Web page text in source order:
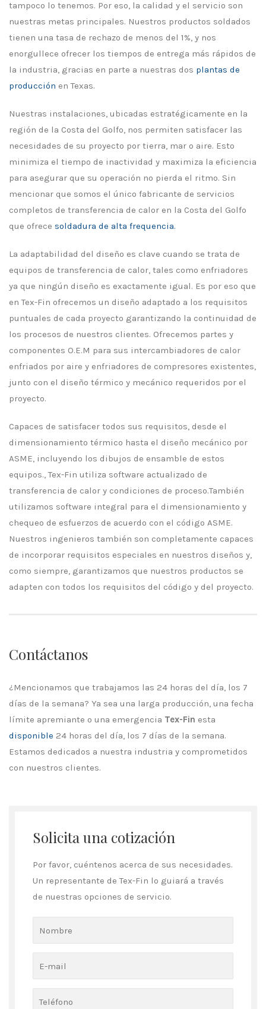
tampoco lo tenemos. Por eso, la calidad y el servicio son
nuestras metas principales. Nuestros productos soldados
tienen una tasa de rechazo de menos del 1%, y nos
enorgullece ofrecer los tiempos de entrega más rápidos de
la industria, gracias en parte a nuestras dos plantas de
producción en Texas.
Nuestras instalaciones, ubicadas estratégicamente en la
región de la Costa del Golfo, nos permiten satisfacer las
necesidades de su proyecto por tierra, mar o aire. Esto
minimiza el tiempo de inactividad y maximiza la eficiencia
para asegurar que su operación no pierda el ritmo. Sin
mencionar que somos el único fabricante de servicios
completos de transferencia de calor en la Costa del Golfo
que ofrece soldadura de alta frequencia.
La adaptabilidad del diseño es clave cuando se trata de
equipos de transferencia de calor, tales como enfriadores
ya que ningún diseño es exactamente igual. Es por eso que
en Tex-Fin ofrecemos un diseño adaptado a los requisitos
puntuales de cada proyecto garantizando la continuidad de
los procesos de nuestros clientes. Ofrecemos partes y
componentes O.E.M para sus intercambiadores de calor
enfriados por aire y enfriadores de compresores existentes,
junto con el diseño térmico y mecánico requeridos por el
proyecto.
Capaces de satisfacer todos sus requisitos, desde el
dimensionamiento térmico hasta el diseño mecánico por
ASME, incluyendo los dibujos de ensamble de estos
equipos., Tex-Fin utiliza software actualizado de
transferencia de calor y condiciones de proceso.También
utilizamos software integral para el dimensionamiento y
chequeo de esfuerzos de acuerdo con el código ASME.
Nuestros ingenieros también son completamente capaces
de incorporar requisitos especiales en nuestros diseños y,
como siempre, garantizamos que nuestros productos se
adapten con todos los requisitos del código y del proyecto.
Contáctanos
¿Mencionamos que trabajamos las 24 horas del día, los 7
días de la semana? Ya sea una larga producción, una fecha
límite apremiante o una emergencia Tex-Fin esta
disponible 24 horas del día, los 7 días de la semana.
Estamos dedicados a nuestra industria y comprometidos
con nuestros clientes.
Solicita una cotización
Por favor, cuéntenos acerca de sus necesidades.
Un representante de Tex-Fin lo guiará a través
de nuestras opciones de servicio.